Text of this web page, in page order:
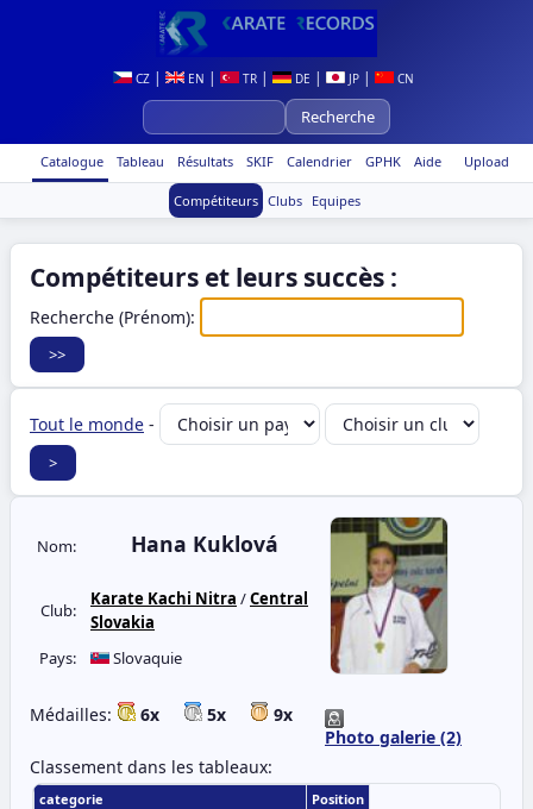
CZ| EN | TR| DE | JP| CN
Upload
Catalogue Tableau Résultats SKIF Calendrier GPHK Aide
Compétiteurs Clubs Equipes
Compétiteurs et leurs succès :
Recherche (Prénom):
Tout le monde -
Photo galerie (2)
Nom: Hana Kuklová
Club:
Karate Kachi Nitra /Central
Slovakia
Pays:
Slovaquie
Médailles: 6x 5x 9x
Classement dans les tableaux:
categorie
Position